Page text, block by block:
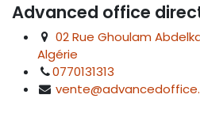
Advanced office
02 Rue Ghoulam
Algérie
0770131313